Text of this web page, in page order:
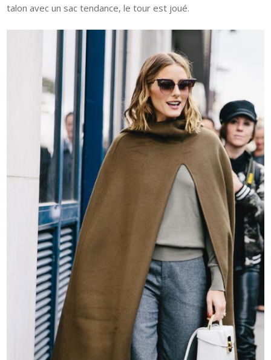
talon avec un sac tendance, le tour est joué.